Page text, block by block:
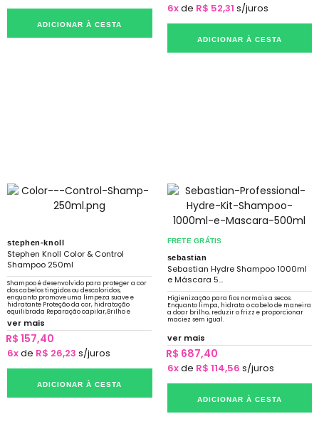
ADICIONAR À CESTA
6xde R$ 52,31 s/juros
ADICIONAR À CESTA
stephen-knoll
Stephen Knoll Color & Control
Shampoo 250ml
Shampoo é desenvolvido para proteger a cor
dos cabelos tingidos ou descoloridos,
enquanto promove uma limpeza suave e
hidratante Proteção da cor, hidratação
equilibrada Reparação capilar,Brilho e
ver mais
R$ 157,40
6xde R$ 26,23 s/juros
ADICIONAR À CESTA
FRETE GRÁTIS
sebastian
Sebastian Hydre Shampoo 1000ml
e Máscara 5...
Higienização para fios normais a secos.
Enquanto limpa, hidrata o cabelo de maneira
a doar brilho, reduzir o frizz e proporcionar
maciez sem igual.
ver mais
R$ 687,40
6xde R$ 114,56 s/juros
ADICIONAR À CESTA